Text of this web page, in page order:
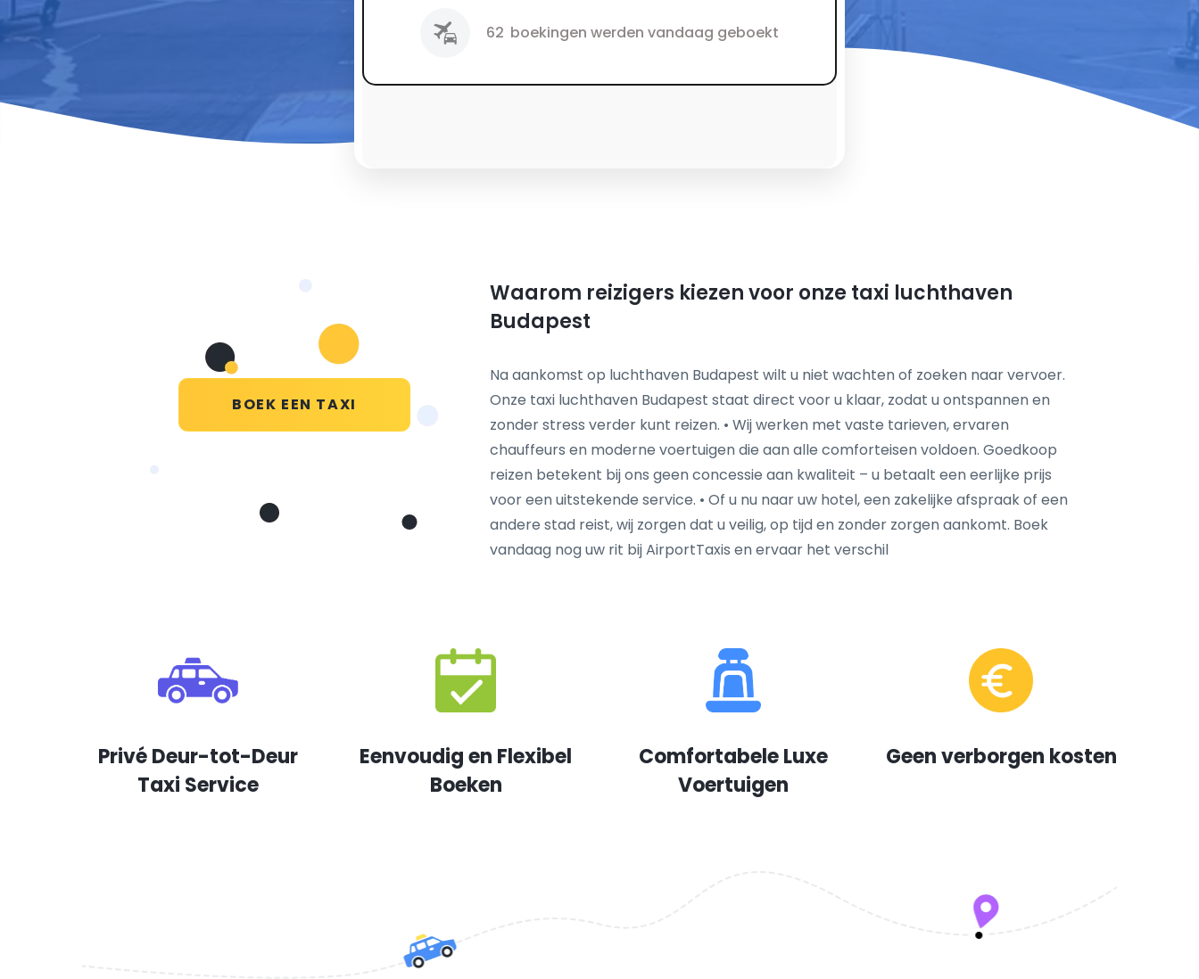
62 boekingen werden vandaag geboekt
BOEK EEN TAXI
Waarom reizigers kiezen voor onze taxi luchthaven
Budapest
Na aankomst op luchthaven Budapest wilt u niet wachten of zoeken naar vervoer.
Onze taxi luchthaven Budapest staat direct voor u klaar, zodat u ontspannen en
zonder stress verder kunt reizen. • Wij werken met vaste tarieven, ervaren
chauffeurs en moderne voertuigen die aan alle comforteisen voldoen. Goedkoop
reizen betekent bij ons geen concessie aan kwaliteit – u betaalt een eerlijke prijs
voor een uitstekende service. • Of u nu naar uw hotel, een zakelijke afspraak of een
andere stad reist, wij zorgen dat u veilig, op tijd en zonder zorgen aankomt. Boek
vandaag nog uw rit bij AirportTaxis en ervaar het verschil
Privé Deur-tot-Deur
Taxi Service
Eenvoudig en Flexibel
Boeken
Comfortabele Luxe
Voertuigen
Geen verborgen kosten